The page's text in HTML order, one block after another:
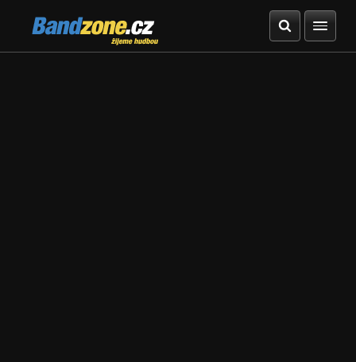
Bandzone.cz
žijeme hudbou